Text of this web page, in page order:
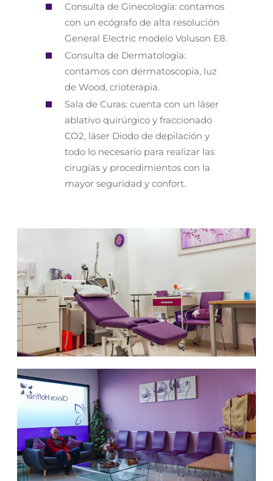
Consulta de Ginecología: contamos
con un ecógrafo de alta resolución
General Electric modelo Voluson E8.
Consulta de Dermatología:
contamos con dermatoscopia, luz
de Wood, crioterapia.
Sala de Curas: cuenta con un láser
ablativo quirúrgico y fraccionado
CO2, láser Diodo de depilación y
todo lo necesario para realizar las
cirugías y procedimientos con la
mayor seguridad y confort.